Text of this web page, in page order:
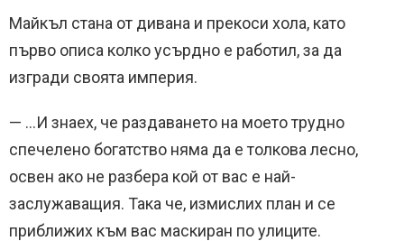
Майкъл стана от дивана и прекоси хола, като
първо описа колко усърдно е работил, за да
изгради своята империя.
— …И знаех, че раздаването на моето трудно
спечелено богатство няма да е толкова лесно,
освен ако не разбера кой от вас е най-
заслужаващия. Така че, измислих план и се
приближих към вас маскиран по улиците.